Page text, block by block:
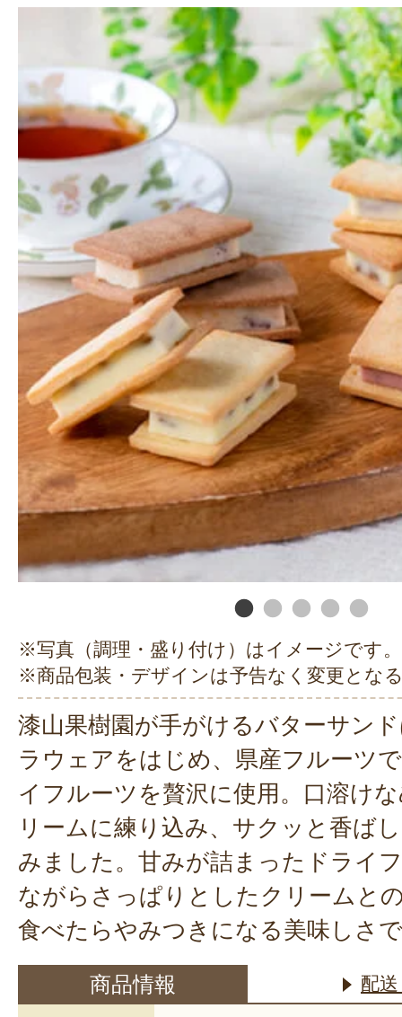
※写真（調理・盛り付け）はイメージです。
※商品包装・デザインは予告なく変更とな
漆山果樹園が手がけるバターサン
ラウェアをはじめ、県産フルーツ
イフルーツを贅沢に使用。口溶け
リームに練り込み、サクッと香ば
みました。甘みが詰まったドライ
ながらさっぱりとしたクリームと
食べたらやみつきになる美味しさ
商品情報 配